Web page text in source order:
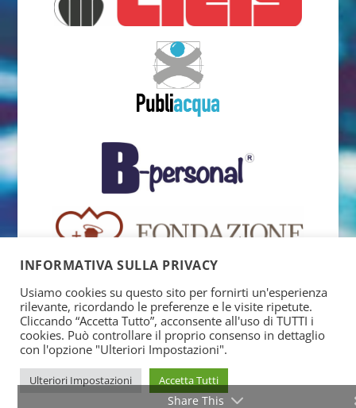
INFORMATIVA SULLA PRIVACY
Usiamo cookies su questo sito per fornirti un'esperienza
rilevante, ricordando le preferenze e le visite ripetute.
Cliccando “Accetta Tutto”, acconsente all'uso di TUTTI i
cookies. Può controllare il proprio consenso in dettaglio
con l'opzione "Ulteriori Impostazioni".
Ulteriori Impostazioni Accetta Tutti
Share This